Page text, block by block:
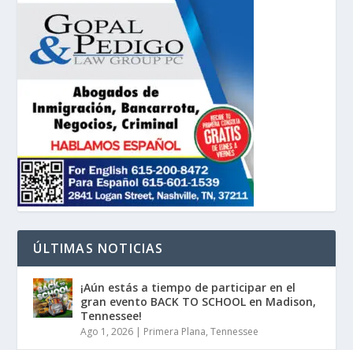
ÚLTIMAS NOTICIAS
¡Aún estás a tiempo de participar en el
gran evento BACK TO SCHOOL en Madison,
Tennessee!
Ago 1, 2026 | Primera Plana,Tennessee